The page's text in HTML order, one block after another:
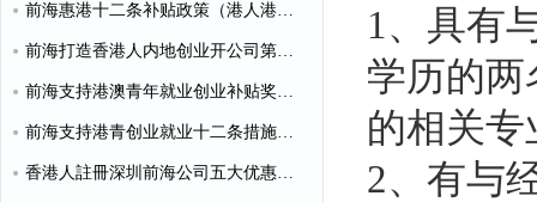
1、具有
学历的
的相关
2、有与
前海惠港十二条补贴政策（港人港企补贴政策）
前海打造香港人内地创业开公司第一站
前海支持港澳青年就业创业补贴奖励申请办理清单
前海支持港青创业就业十二条措施（惠港政策原文）
香港人註冊深圳前海公司五大优惠政策